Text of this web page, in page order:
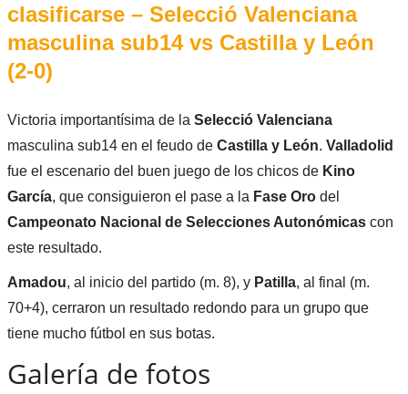
clasificarse – Selecció Valenciana
masculina sub14 vs Castilla y León
(2-0)
Victoria importantísima de la Selecció Valenciana
masculina sub14 en el feudo de Castilla y León. Valladolid
fue el escenario del buen juego de los chicos de Kino
García, que consiguieron el pase a la Fase Oro del
Campeonato Nacional de Selecciones Autonómicascon
este resultado.
Amadou, al inicio del partido (m. 8), y Patilla, al final (m.
70+4), cerraron un resultado redondo para un grupo que
tiene mucho fútbol en sus botas.
Galería de fotos